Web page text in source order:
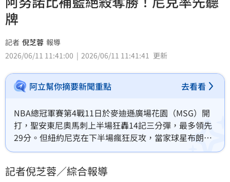
牌
記者 倪芝蓉 報導
2026/06/11 11:41:00
2026/06/11 11:41:41 更新
阿立幫你摘要新聞重點 去看看
NBA總冠軍賽第4戰11日於麥迪遜廣場花園（MSG）開
打，聖安東尼奧馬刺上半場狂轟14記三分彈，最多領先
29分。但紐約尼克在下半場瘋狂反攻，當家球星布朗森
（Jalen Brunson）第4節狂飆、全場砍下36分，阿努諾
107：106完成NBA總冠軍賽史上最大逆轉勝，系列賽取
記者倪芝蓉／綜合報導